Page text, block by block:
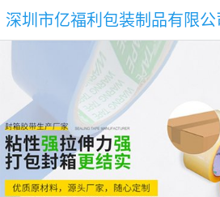
深圳市亿福利包装制品有限公